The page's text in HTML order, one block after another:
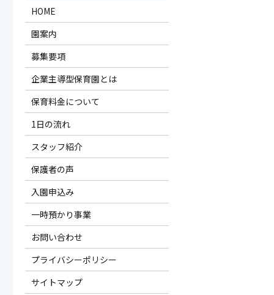
HOME
園案内
募集要項
企業主導型保育園とは
保育料金について
1日の流れ
スタッフ紹介
保護者の声
入園申込み
一時預かり事業
お問い合わせ
プライバシーポリシー
サイトマップ